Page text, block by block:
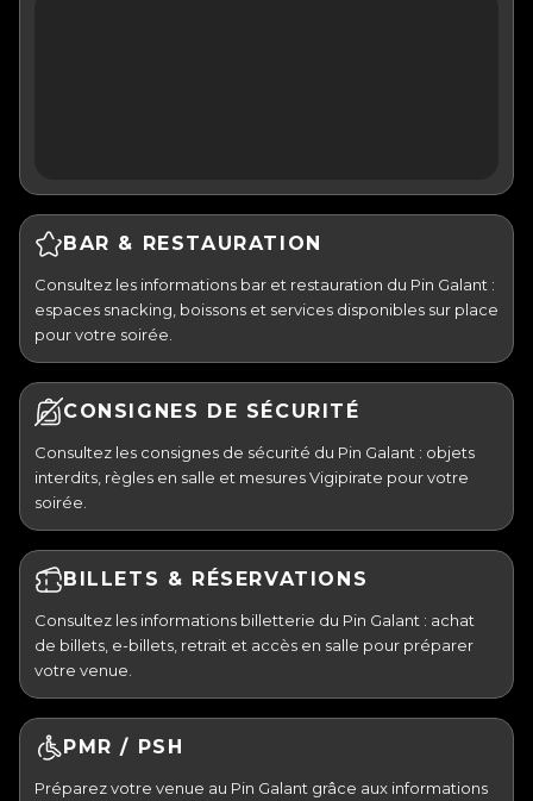
BAR & RESTAURATION
Consultez les informations bar et restauration du Pin Galant :
espaces snacking, boissons et services disponibles sur place
pour votre soirée.
CONSIGNES DE SÉCURITÉ
Consultez les consignes de sécurité du Pin Galant : objets
interdits, règles en salle et mesures Vigipirate pour votre
soirée.
BILLETS & RÉSERVATIONS
Consultez les informations billetterie du Pin Galant : achat
de billets, e-billets, retrait et accès en salle pour préparer
votre venue.
PMR / PSH
Préparez votre venue au Pin Galant grâce aux informations